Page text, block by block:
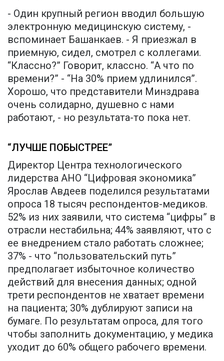
- Один крупный регион вводил большую
электронную медицинскую систему, -
вспоминает Башанкаев. - Я приезжал в
приемную, сидел, смотрел с коллегами.
“Классно?” Говорит, классно. “А что по
времени?” - “На 30% прием удлинился”.
Хорошо, что представители Минздрава
очень солидарно, душевно с нами
работают, - но результата-то пока нет.
“ЛУЧШЕ ПОБЫСТРЕЕ”
Директор Центра технологического
лидерства АНО “Цифровая экономика”
Ярослав Авдеев поделился результатами
опроса 18 тысяч респондентов-медиков.
52% из них заявили, что система “цифры” в
отрасли нестабильна; 44% заявляют, что с
ее внедрением стало работать сложнее;
37% - что “пользовательский путь”
предполагает избыточное количество
действий для внесения данных; одной
трети респондентов не хватает времени
на пациента; 30% дублируют записи на
бумаге. По результатам опроса, для того
чтобы заполнить документацию, у медика
уходит до 60% общего рабочего времени.